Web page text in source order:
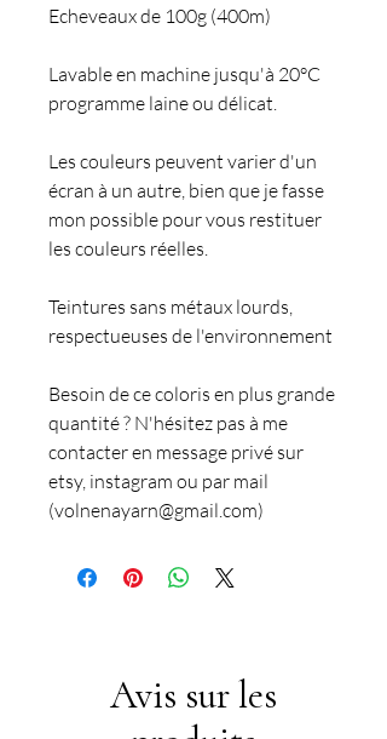
Echeveaux de 100g (400m)
Lavable en machine jusqu'à 20°C
programme laine ou délicat.
Les couleurs peuvent varier d'un
écran à un autre, bien que je fasse
mon possible pour vous restituer
les couleurs réelles.
Teintures sans métaux lourds,
respectueuses de l'environnement
Besoin de ce coloris en plus grande
quantité ? N'hésitez pas à me
contacter en message privé sur
etsy, instagram ou par mail
(volnenayarn@gmail.com)
Avis sur les